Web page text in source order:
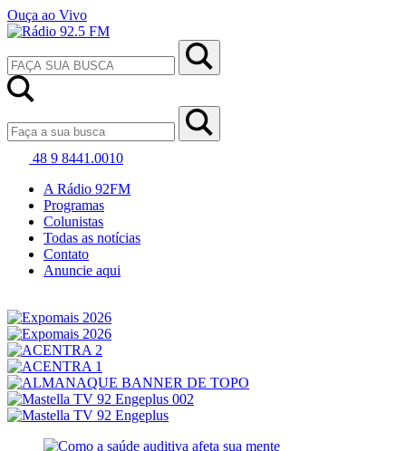
Ouça ao Vivo
48 9 8441.0010
A Rádio 92FM
Programas
Colunistas
Todas as notícias
Contato
Anuncie aqui